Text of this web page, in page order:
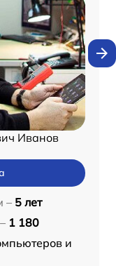
Иванов
– 5 лет
1 180
и